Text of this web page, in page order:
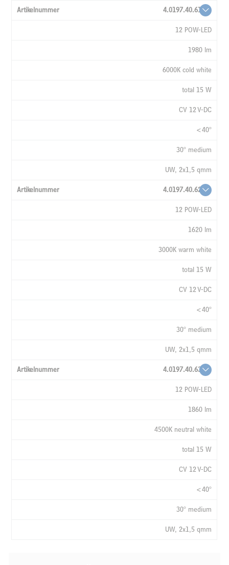
4.0197.40.61
12 POW-LED
1980 lm
6000K cold white
total 15 W
CV 12 V-DC
<40°
30° medium
UW, 2x1,5 qmm
4.0197.40.62
12 POW-LED
1620 lm
3000K warm white
total 15 W
CV 12 V-DC
<40°
30° medium
UW, 2x1,5 qmm
4.0197.40.63
12 POW-LED
1860 lm
4500K neutral white
total 15 W
CV 12 V-DC
<40°
30° medium
UW, 2x1,5 qmm